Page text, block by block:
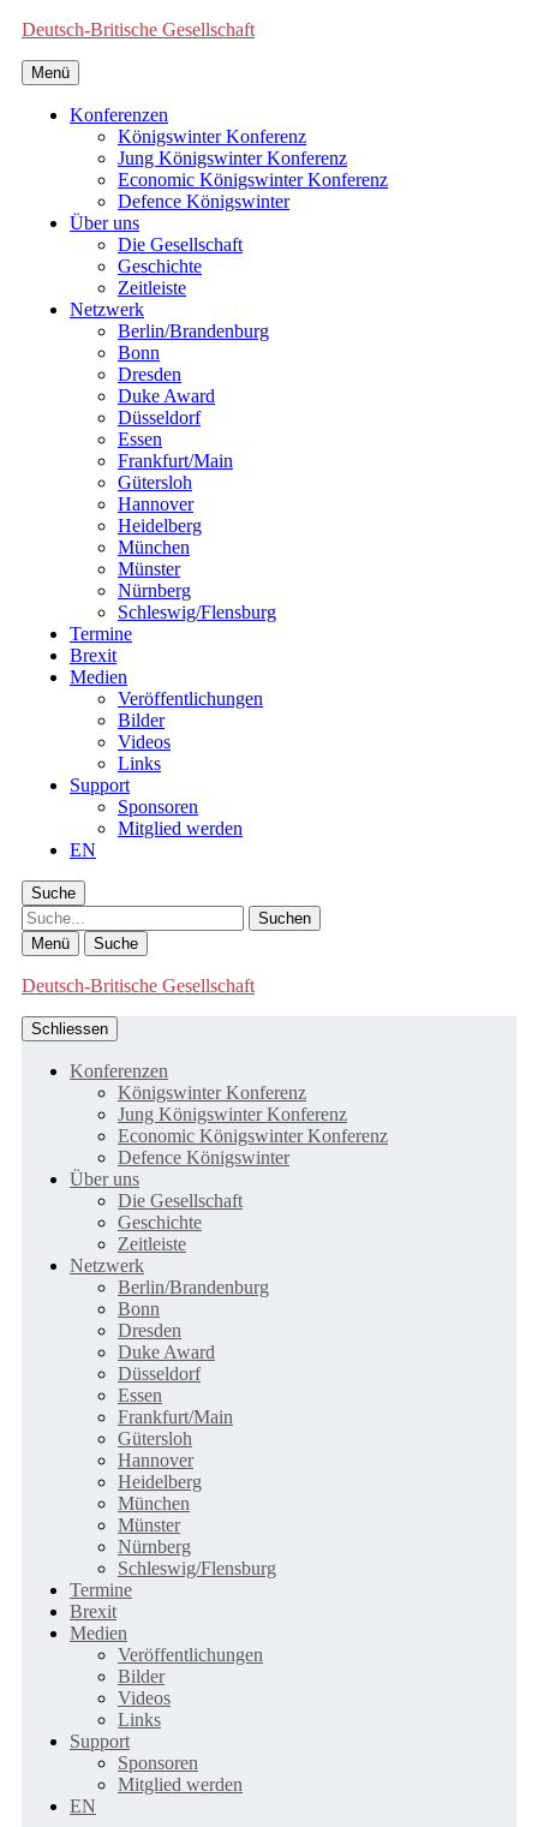
Deutsch-Britische Gesellschaft
Menü
Konferenzen
Königswinter Konferenz
Jung Königswinter Konferenz
Economic Königswinter Konferenz
Defence Königswinter
Über uns
Die Gesellschaft
Geschichte
Zeitleiste
Netzwerk
Berlin/Brandenburg
Bonn
Dresden
Duke Award
Düsseldorf
Essen
Frankfurt/Main
Gütersloh
Hannover
Heidelberg
München
Münster
Nürnberg
Schleswig/Flensburg
Termine
Brexit
Medien
Veröffentlichungen
Bilder
Videos
Links
Support
Sponsoren
Mitglied werden
EN
Suche
Suche
Menü Suche
Deutsch-Britische Gesellschaft
Schliessen
Konferenzen
Königswinter Konferenz
Jung Königswinter Konferenz
Economic Königswinter Konferenz
Defence Königswinter
Über uns
Die Gesellschaft
Geschichte
Zeitleiste
Netzwerk
Berlin/Brandenburg
Bonn
Dresden
Duke Award
Düsseldorf
Essen
Frankfurt/Main
Gütersloh
Hannover
Heidelberg
München
Münster
Nürnberg
Schleswig/Flensburg
Termine
Brexit
Medien
Veröffentlichungen
Bilder
Videos
Links
Support
Sponsoren
Mitglied werden
EN